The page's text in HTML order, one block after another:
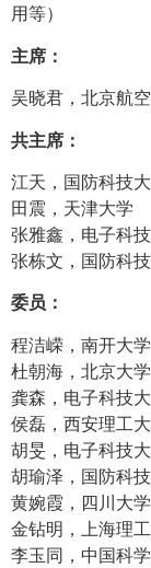
用等）
主席：
吴晓君，北京航
共主席：
江天，国防科技
田震，天津大学
张雅鑫，电子科
张栋文，国防科
委员：
程洁嵘，南开大学
杜朝海，北京大学
龚森，电子科技
侯磊，西安理工
胡旻，电子科技
胡瑜泽，国防科
黄婉霞，四川大学
金钻明，上海理
李玉同，中国科